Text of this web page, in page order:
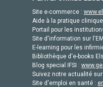
Site e-commerce :
Aide à la pratique
Portail pour les
Site d'information sur
E-learning pour les
Bibliothèque d'e-books
Blog special IFSI :
Suivez notre actualité
Site d'emploi en santé :